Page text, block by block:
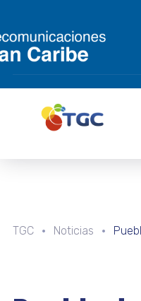
TGC Noticias Pueblo de